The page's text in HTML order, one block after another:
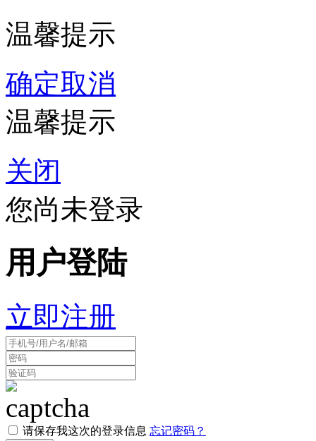
温馨提示
确定取消
温馨提示
关闭
您尚未登录
用户登陆
立即注册
请保存我这次的登录信息 忘记密码？